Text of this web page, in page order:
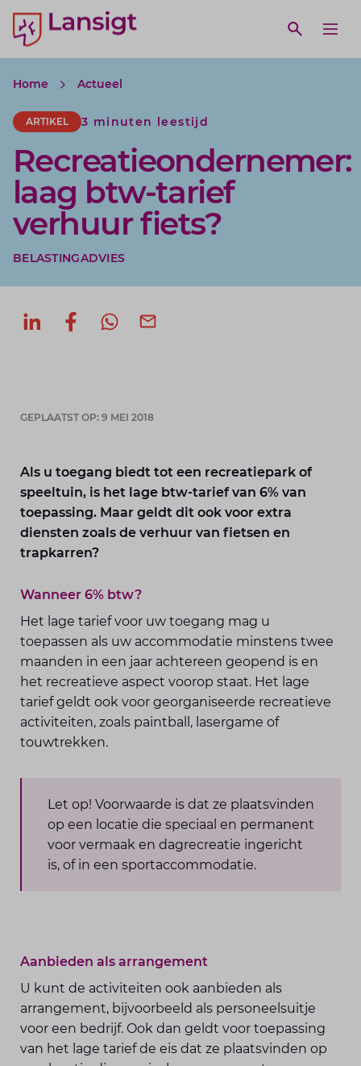
Lansigt Accountants logo
Open
search website
Home Actueel
ARTIKEL 3 minuten leestijd
Recreatieondernemer:
laag btw-tarief
verhuur fiets?
BELASTINGADVIES
Deel op LinkedIn
Deel op Facebook
GEPLAATST OP: 9 MEI 2018
Als u toegang biedt tot een recreatiepark of
speeltuin, is het lage btw-tarief van 6% van
toepassing. Maar geldt dit ook voor extra
diensten zoals de verhuur van fietsen en
trapkarren?
Wanneer 6% btw?
Het lage tarief voor uw toegang mag u
toepassen als uw accommodatie minstens twee
maanden in een jaar achtereen geopend is en
het recreatieve aspect voorop staat. Het lage
tarief geldt ook voor georganiseerde recreatieve
activiteiten, zoals paintball, lasergame of
touwtrekken.
Let op! Voorwaarde is dat ze plaatsvinden
op een locatie die speciaal en permanent
voor vermaak en dagrecreatie ingericht
is, of in een sportaccommodatie.
Aanbieden als arrangement
U kunt de activiteiten ook aanbieden als
arrangement, bijvoorbeeld als personeelsuitje
voor een bedrijf. Ook dan geldt voor toepassing
van het lage tarief de eis dat ze plaatsvinden op